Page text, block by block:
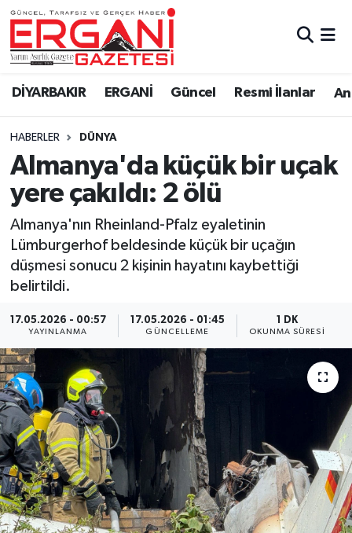
DİYARBAKIR ERGANİ Güncel Resmi İlanlar
HABERLER DÜNYA
Almanya'da küçük bir uçak
yere çakıldı: 2 ölü
Almanya'nın Rheinland-Pfalz eyaletinin
Lümburgerhof beldesinde küçük bir uçağın
düşmesi sonucu 2 kişinin hayatını kaybettiği
belirtildi.
17.05.2026 - 00:57
YAYINLANMA
17.05.2026 - 01:45
GÜNCELLEME
1 DK
OKUNMA SÜRESI
DİYARBAKIR
BİSMİL
BAĞLAR
ERGANİ
Güncel
Resmi İlanlar
Sağlık
Yaşam
Anali̇z
Bi̇li̇m & Teknoloji̇
Dünya
Ergani Nöbetçi Eczaneler
Ergani Hava Durumu
Ergani Trafik Yoğunluk Haritası
Süper Lig Puan Durumu ve Fikstür
Tüm Manşetler
Son Dakika Haberleri